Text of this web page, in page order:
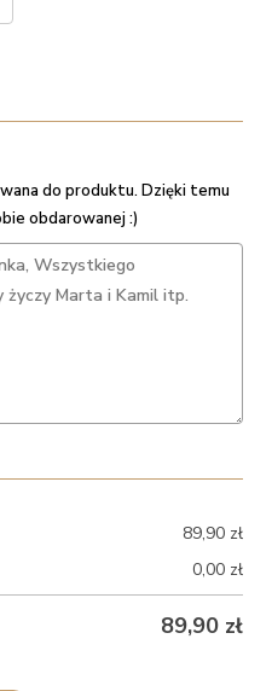
do produktu. Dzięki temu
obdarowanej :)
89,90 zł
0,00 zł
89,90 zł